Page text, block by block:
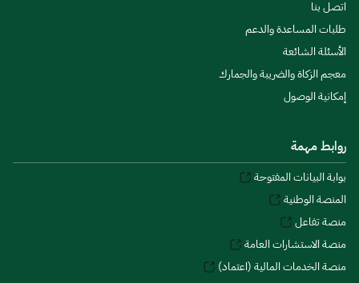
اتصل بنا
طلبات المساعدة والدعم
الأسئلة الشائعة
معجم الزكاة والضريبة والجمارك
إمكانية الوصول
روابط مهمة
بوابة البيانات المفتوحة
المنصة الوطنية
منصة تفاعل
منصة الاستشارات العامة
منصة الخدمات المالية (اعتماد)